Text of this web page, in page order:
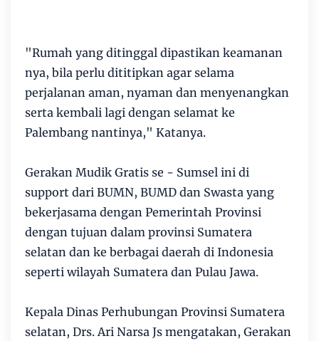
"Rumah yang ditinggal dipastikan keamanan
nya, bila perlu dititipkan agar selama
perjalanan aman, nyaman dan menyenangkan
serta kembali lagi dengan selamat ke
Palembang nantinya," Katanya.
Gerakan Mudik Gratis se - Sumsel ini di
support dari BUMN, BUMD dan Swasta yang
bekerjasama dengan Pemerintah Provinsi
dengan tujuan dalam provinsi Sumatera
selatan dan ke berbagai daerah di Indonesia
seperti wilayah Sumatera dan Pulau Jawa.
Kepala Dinas Perhubungan Provinsi Sumatera
selatan, Drs. Ari Narsa Js mengatakan, Gerakan